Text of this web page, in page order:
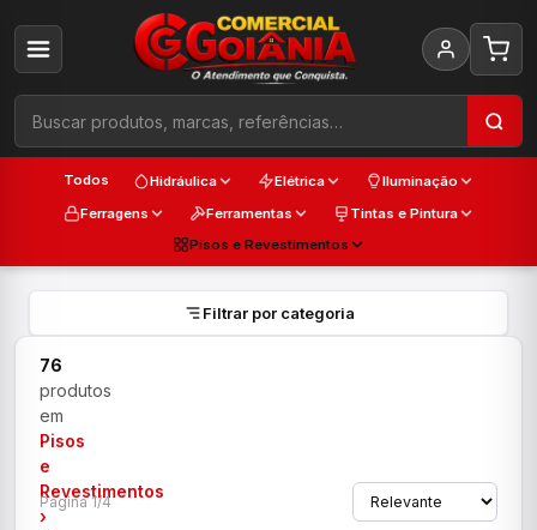
Todos Hidráulica Elétrica
Iluminação
Ferragens
Ferramentas
Tintas e Pintura
Pisos e Revestimentos
Filtrar por categoria
76
produtos
em
Pisos
e
Revestimentos
›
Página 1/4